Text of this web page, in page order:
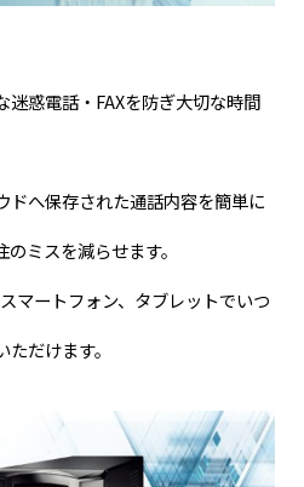
惑電話・FAXを防ぎ大切な時間
へ保存された通話内容を簡単に
ミスを減らせます。
ートフォン、タブレットでいつ
だけます。